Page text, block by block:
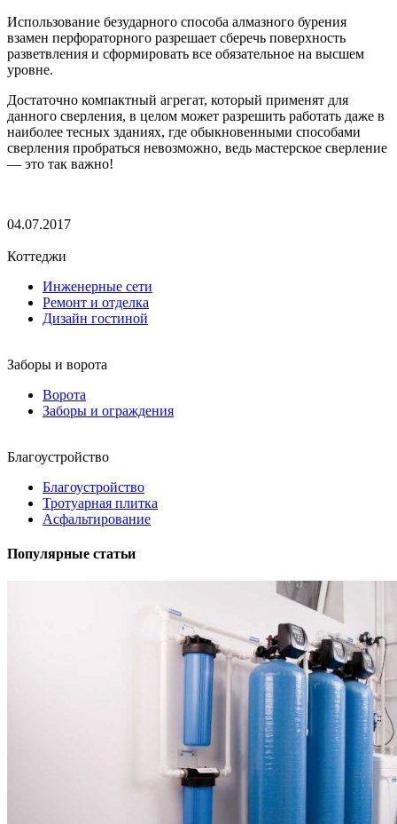
Использование безударного способа алмазного бурения
взамен перфораторного разрешает сберечь поверхность
разветвления и сформировать все обязательное на высшем
уровне.
Достаточно компактный агрегат, который применят для
данного сверления, в целом может разрешить работать даже в
наиболее тесных зданиях, где обыкновенными способами
сверления пробраться невозможно, ведь мастерское сверление
— это так важно!
04.07.2017
Коттеджи
Инженерные сети
Ремонт и отделка
Дизайн гостиной
Заборы и ворота
Ворота
Заборы и ограждения
Благоустройство
Благоустройство
Тротуарная плитка
Асфальтирование
Популярные статьи